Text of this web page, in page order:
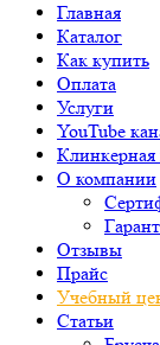
Главная
Каталог
Как купить
Оплата
Услуги
YouTube
Клинкерная
О компании
Отзывы
Прайс
Учебный
Статьи